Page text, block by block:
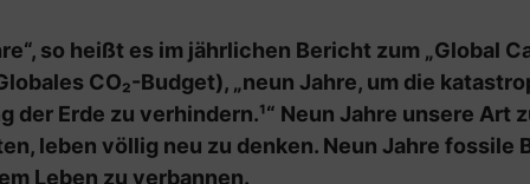
so heißt es im jährlichen Bericht zum „Global
CO₂-Budget), „neun Jahre, um die
der Erde zu verhindern.¹“ Neun Jahre unsere Art
leben völlig neu zu denken. Neun Jahre fossile
Leben zu verbannen.